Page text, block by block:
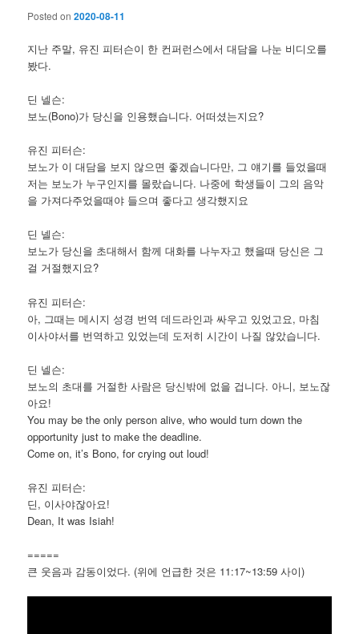
Posted on2020-08-11
지난 주말, 유진 피터슨이 한 컨퍼런스에서 대담을 나눈 비디오를
봤다.
딘 넬슨:
보노(Bono)가 당신을 인용했습니다. 어떠셨는지요?
유진 피터슨:
보노가 이 대담을 보지 않으면 좋겠습니다만, 그 얘기를 들었을때
저는 보노가 누구인지를 몰랐습니다. 나중에 학생들이 그의 음악
을 가져다주었을때야 들으며 좋다고 생각했지요
딘 넬슨:
보노가 당신을 초대해서 함께 대화를 나누자고 했을때 당신은 그
걸 거절했지요?
유진 피터슨:
아, 그때는 메시지 성경 번역 데드라인과 싸우고 있었고요, 마침
이사야서를 번역하고 있었는데 도저히 시간이 나질 않았습니다.
딘 넬슨:
보노의 초대를 거절한 사람은 당신밖에 없을 겁니다. 아니, 보노잖
아요!
You may be the only person alive, who would turn down the
opportunity just to make the deadline.
Come on, it’s Bono, for crying out loud!
유진 피터슨:
딘, 이사야잖아요!
Dean, It was Isiah!
=====
큰 웃음과 감동이었다. (위에 언급한 것은 11:17~13:59 사이)